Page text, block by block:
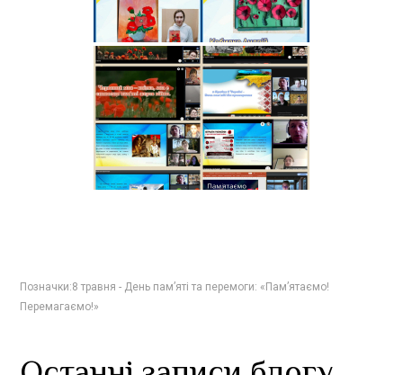
Позначки:8 травня - День пам’яті та перемоги: «Пам’ятаємо!
Перемагаємо!»